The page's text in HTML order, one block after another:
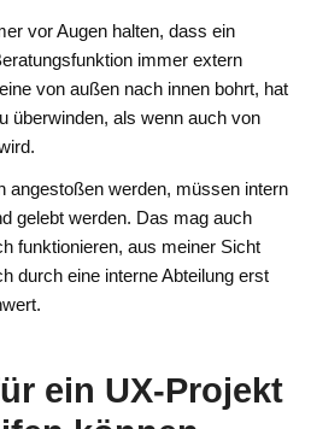
vor Augen halten, dass ein
immer extern
von außen nach innen bohrt, hat
überwinden, als wenn auch von
angestoßen werden, müssen intern
gelebt werden. Das mag auch
funktionieren, aus meiner Sicht
durch eine interne Abteilung erst
ein UX-Projekt